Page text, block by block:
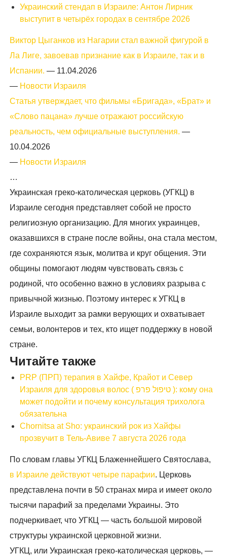
Украинский стендап в Израиле: Антон Лирник
выступит в четырёх городах в сентябре 2026
Виктор Цыганков из Нагарии стал важной фигурой в
Ла Лиге, завоевав признание как в Израиле, так и в
Испании. — 11.04.2026
— Новости Израиля
Статья утверждает, что фильмы «Бригада», «Брат» и
«Слово пацана» лучше отражают российскую
реальность, чем официальные выступления. —
10.04.2026
— Новости Израиля
…
Украинская греко-католическая церковь (УГКЦ) в
Израиле сегодня представляет собой не просто
религиозную организацию. Для многих украинцев,
оказавшихся в стране после войны, она стала местом,
где сохраняются язык, молитва и круг общения. Эти
общины помогают людям чувствовать связь с
родиной, что особенно важно в условиях разрыва с
привычной жизнью. Поэтому интерес к УГКЦ в
Израиле выходит за рамки верующих и охватывает
семьи, волонтеров и тех, кто ищет поддержку в новой
стране.
Читайте также
PRP (ПРП) терапия в Хайфе, Крайот и Север
Израиля для здоровья волос ( טיפול פרפ ): кому она
может подойти и почему консультация трихолога
обязательна
Chornitsa at Sho: украинский рок из Хайфы
прозвучит в Тель-Авиве 7 августа 2026 года
По словам главы УГКЦ Блаженнейшего Святослава,
в Израиле действуют четыре парафии. Церковь
представлена почти в 50 странах мира и имеет около
тысячи парафий за пределами Украины. Это
подчеркивает, что УГКЦ — часть большой мировой
структуры украинской церковной жизни.
УГКЦ, или Украинская греко-католическая церковь, —